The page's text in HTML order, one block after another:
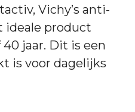
Vichy’s anti-
ideale product
jaar. Dit is een
is voor dagelijks